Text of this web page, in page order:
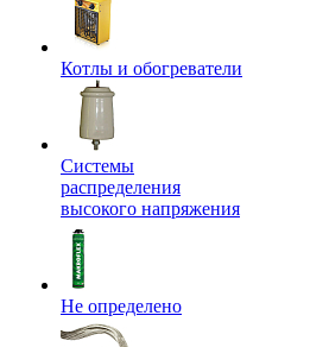
Котлы и обогреватели
Системы
распределения
высокого напряжения
Не определено